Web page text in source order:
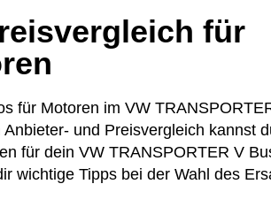
für
für Motoren im VW
und Preisvergleich kannst
für dein VW TRANSPORTER V
wichtige Tipps bei der Wahl des